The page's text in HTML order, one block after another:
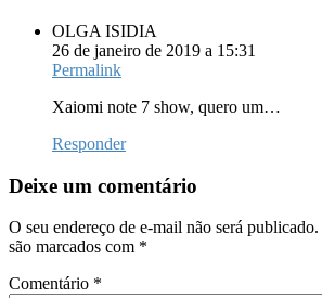
OLGA ISIDIA
26 de janeiro de 2019 a 15:31
Permalink
Xaiomi note 7 show, quero um…
Responder
Deixe um comentário
O seu endereço de e-mail não será publicado.
são marcados com *
Comentário *